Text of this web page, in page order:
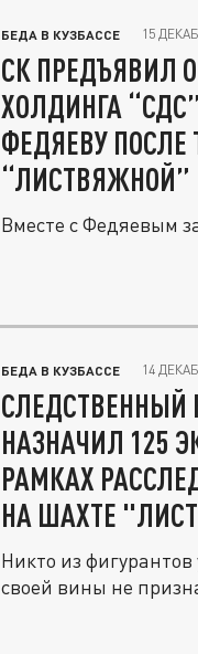
БЕДА В КУЗБАССЕ 15
СК ПРЕДЪЯВИЛ
ХОЛДИНГА
ФЕДЯЕВУ ПОСЛЕ
“ЛИСТВЯЖНОЙ”
Вместе с Федяевым
БЕДА В КУЗБАССЕ 14
СЛЕДСТВЕННЫЙ
НАЗНАЧИЛ 125
РАМКАХ
НА ШАХТЕ
Никто из фигурантов
своей вины не